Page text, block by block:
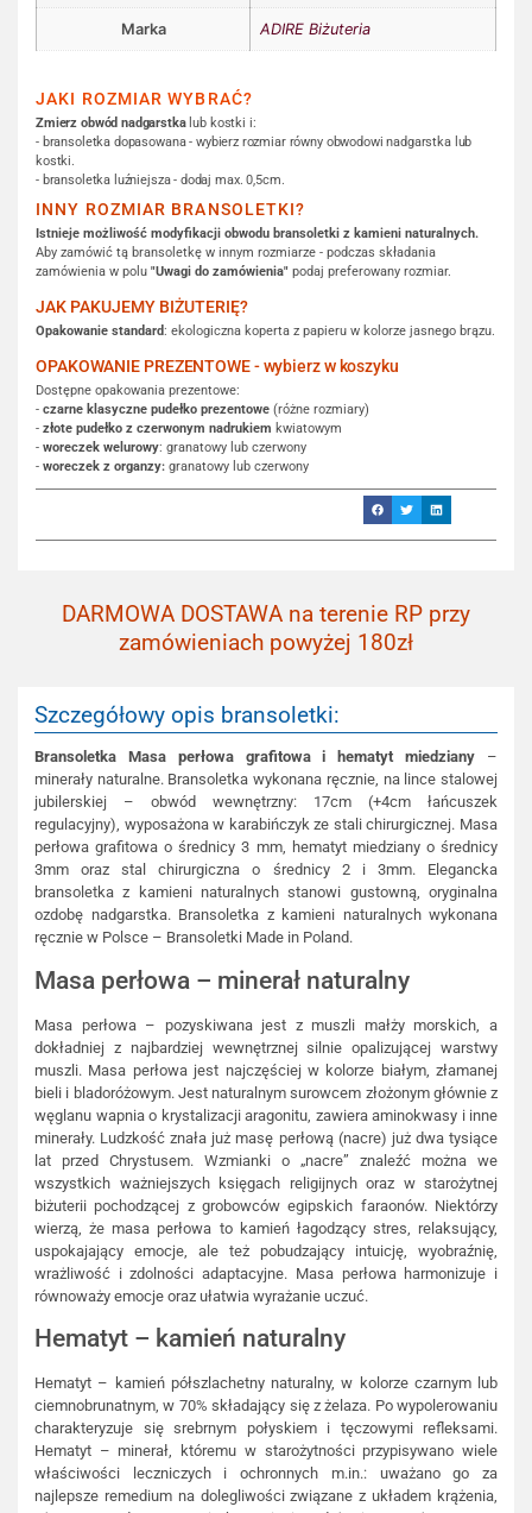
Marka ADIRE Biżuteria
JAKI ROZMIAR WYBRAĆ?
Zmierz obwód nadgarstkalub kostki i:
- bransoletka dopasowana - wybierz rozmiar równy obwodowi nadgarstka lub
kostki.
- bransoletka luźniejsza - dodaj max. 0,5cm.
INNY ROZMIAR BRANSOLETKI?
Istnieje możliwość modyfikacji obwodu bransoletki z kamieni naturalnych.
Aby zamówić tą bransoletkę w innym rozmiarze - podczas składania
zamówienia w polu "Uwagi do zamówienia" podaj preferowany rozmiar.
JAK PAKUJEMY BIŻUTERIĘ?
Opakowanie standard: ekologiczna koperta z papieru w kolorze jasnego brązu.
OPAKOWANIE PREZENTOWE - wybierz w koszyku
Dostępne opakowania prezentowe:
- czarne klasyczne pudełko prezentowe (różne rozmiary)
- złote pudełko z czerwonym nadrukiem kwiatowym
- woreczek welurowy: granatowy lub czerwony
- woreczek z organzy: granatowy lub czerwony
DARMOWA DOSTAWA na terenie RP przy
zamówieniach powyżej 180zł
Szczegółowy opis bransoletki:
Bransoletka Masa perłowa grafitowa i hematyt miedziany –
minerały naturalne. Bransoletka wykonana ręcznie, na lince stalowej
jubilerskiej – obwód wewnętrzny: 17cm (+4cm łańcuszek
regulacyjny), wyposażona w karabińczyk ze stali chirurgicznej. Masa
perłowa grafitowa o średnicy 3 mm, hematyt miedziany o średnicy
3mm oraz stal chirurgiczna o średnicy 2 i 3mm. Elegancka
bransoletka z kamieni naturalnych stanowi gustowną, oryginalna
ozdobę nadgarstka. Bransoletka z kamieni naturalnych wykonana
ręcznie w Polsce – Bransoletki Made in Poland.
Masa perłowa – minerał naturalny
Masa perłowa – pozyskiwana jest z muszli małży morskich, a
dokładniej z najbardziej wewnętrznej silnie opalizującej warstwy
muszli. Masa perłowa jest najczęściej w kolorze białym, złamanej
bieli i bladoróżowym. Jest naturalnym surowcem złożonym głównie z
węglanu wapnia o krystalizacji aragonitu, zawiera aminokwasy i inne
minerały. Ludzkość znała już masę perłową (nacre) już dwa tysiące
lat przed Chrystusem. Wzmianki o „nacre” znaleźć można we
wszystkich ważniejszych księgach religijnych oraz w starożytnej
biżuterii pochodzącej z grobowców egipskich faraonów. Niektórzy
wierzą, że masa perłowa to kamień łagodzący stres, relaksujący,
uspokajający emocje, ale też pobudzający intuicję, wyobraźnię,
wrażliwość i zdolności adaptacyjne. Masa perłowa harmonizuje i
równoważy emocje oraz ułatwia wyrażanie uczuć.
Hematyt – kamień naturalny
Hematyt – kamień półszlachetny naturalny, w kolorze czarnym lub
ciemnobrunatnym, w 70% składający się z żelaza. Po wypolerowaniu
charakteryzuje się srebrnym połyskiem i tęczowymi refleksami.
Hematyt – minerał, któremu w starożytności przypisywano wiele
właściwości leczniczych i ochronnych m.in.: uważano go za
najlepsze remedium na dolegliwości związane z układem krążenia,